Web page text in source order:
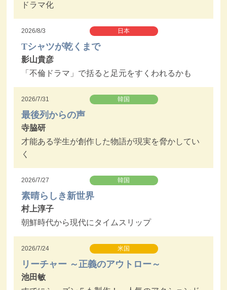
ドラマ化
2026/8/3 日本
Tシャツが乾くまで
影山貴彦
「不倫ドラマ」で括ると足元をすくわれるかも
2026/7/31 韓国
最後列からの声
寺脇研
才能ある学生が創作した物語が現実を脅かしてい
く
2026/7/27 韓国
素晴らしき新世界
村上淳子
朝鮮時代から現代にタイムスリップ
2026/7/24 米国
リーチャー ～正義のアウトロー～
池田敏